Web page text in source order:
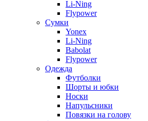
Li-Ning
Flypower
Сумки
Yonex
Li-Ning
Babolat
Flypower
Одежда
Футболки
Шорты и юбки
Носки
Напульсники
Повязки на голову